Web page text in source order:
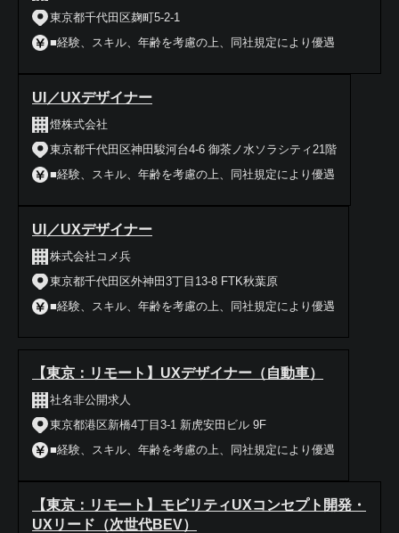
東京都千代田区麹町5-2-1
■経験、スキル、年齢を考慮の上、同社規定により優遇
UI／UXデザイナー
燈株式会社
東京都千代田区神田駿河台4-6 御茶ノ水ソラシティ21階
■経験、スキル、年齢を考慮の上、同社規定により優遇
UI／UXデザイナー
株式会社コメ兵
東京都千代田区外神田3丁目13-8 FTK秋葉原
■経験、スキル、年齢を考慮の上、同社規定により優遇
【東京：リモート】UXデザイナー（自動車）
社名非公開求人
東京都港区新橋4丁目3-1 新虎安田ビル 9F
■経験、スキル、年齢を考慮の上、同社規定により優遇
【東京：リモート】モビリティUXコンセプト開発・
UXリード（次世代BEV）